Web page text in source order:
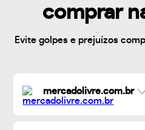
comprar
Evite golpes e prejuízos
mercadolivre.com.br